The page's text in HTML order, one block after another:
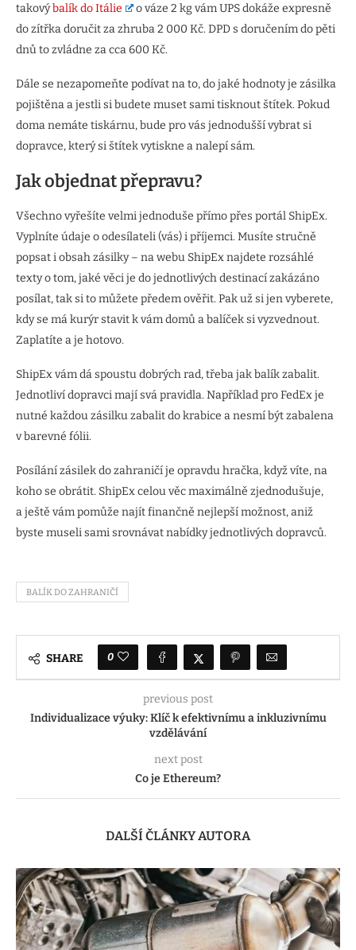
takovýbalík do Itálie
o váze 2 kg vám UPS dokáže expresně
do zítřka doručit za zhruba 2 000 Kč. DPD s doručením do pěti
dnů to zvládne za cca 600 Kč.
Dále se nezapomeňte podívat na to, do jaké hodnoty je zásilka
pojištěna a jestli si budete muset sami tisknout štítek. Pokud
doma nemáte tiskárnu, bude pro vás jednodušší vybrat si
dopravce, který si štítek vytiskne a nalepí sám.
Jak objednat přepravu?
Všechno vyřešíte velmi jednoduše přímo přes portál ShipEx.
Vyplníte údaje o odesílateli (vás) i příjemci. Musíte stručně
popsat i obsah zásilky – na webu ShipEx najdete rozsáhlé
texty o tom, jaké věci je do jednotlivých destinací zakázáno
posílat, tak si to můžete předem ověřit. Pak už si jen vyberete,
kdy se má kurýr stavit k vám domů a balíček si vyzvednout.
Zaplatíte a je hotovo.
ShipEx vám dá spoustu dobrých rad, třeba jak balík zabalit.
Jednotliví dopravci mají svá pravidla. Například pro FedEx je
nutné každou zásilku zabalit do krabice a nesmí být zabalena
v barevné fólii.
Posílání zásilek do zahraničí je opravdu hračka, když víte, na
koho se obrátit. ShipEx celou věc maximálně zjednodušuje,
a ještě vám pomůže najít finančně nejlepší možnost, aniž
byste museli sami srovnávat nabídky jednotlivých dopravců.
BALÍK DO ZAHRANIČÍ
SHARE 0
previous post
Individualizace výuky: Klíč k efektivnímu a inkluzivnímu
vzdělávání
next post
Co je Ethereum?
DALŠÍ ČLÁNKY AUTORA